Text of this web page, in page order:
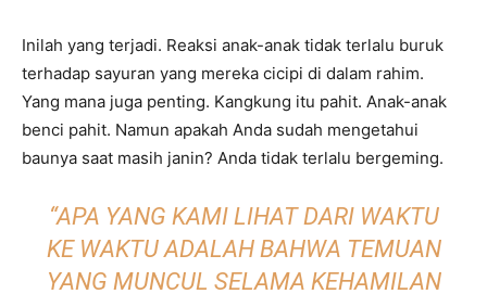
Inilah yang terjadi. Reaksi anak-anak tidak terlalu buruk
terhadap sayuran yang mereka cicipi di dalam rahim.
Yang mana juga penting. Kangkung itu pahit. Anak-anak
benci pahit. Namun apakah Anda sudah mengetahui
baunya saat masih janin? Anda tidak terlalu bergeming.
“APA YANG KAMI LIHAT DARI WAKTU
KE WAKTU ADALAH BAHWA TEMUAN
YANG MUNCUL SELAMA KEHAMILAN